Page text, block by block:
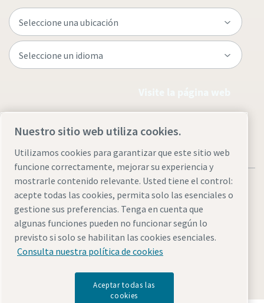
Aviso legal y aviso de privacidadAdministrar cookies
Accesibilidad
Mapa del sitio
© 2026 Atlas Copco AB
Nuestro sitio web utiliza cookies.
Utilizamos cookies para garantizar que este sitio web
funcione correctamente, mejorar su experiencia y
mostrarle contenido relevante. Usted tiene el control:
acepte todas las cookies, permita solo las esenciales o
gestione sus preferencias. Tenga en cuenta que
algunas funciones pueden no funcionar según lo
previsto si solo se habilitan las cookies esenciales.
Consulta nuestra política de cookies
Aceptar todas las
cookies